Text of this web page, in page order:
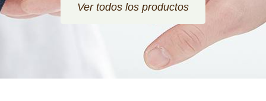
Ver todos los productos